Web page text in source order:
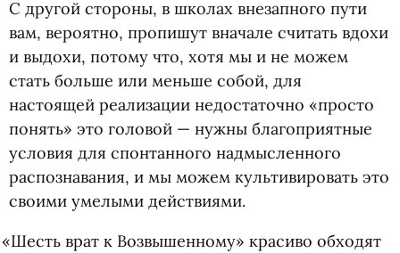
С другой стороны, в школах внезапного пути
вам, вероятно, пропишут вначале считать вдохи
и выдохи, потому что, хотя мы и не можем
стать больше или меньше собой, для
настоящей реализации недостаточно «просто
понять» это головой — нужны благоприятные
условия для спонтанного надмысленного
распознавания, и мы можем культивировать это
своими умелыми действиями.
«Шесть врат к Возвышенному» красиво обходят